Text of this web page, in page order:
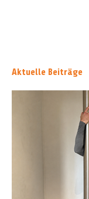
Aktuelle Beiträge